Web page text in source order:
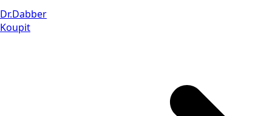
Dr.Dabber
Koupit